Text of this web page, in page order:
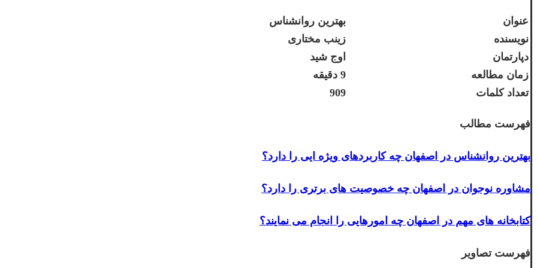
عنوان
بهترین روانشناس
نویسنده
زینب مختاری
دپارتمان
اوج شید
زمان مطالعه
9 دقیقه
تعداد کلمات
909
فهرست مطالب
بهترین روانشناس در اصفهان چه کاربردهای ویژه ایی را دارد؟
مشاوره نوجوان در اصفهان چه خصوصیت های برتری را دارد؟
کتابخانه های مهم در اصفهان چه امورهایی را انجام می نمایند؟
فهرست تصاویر